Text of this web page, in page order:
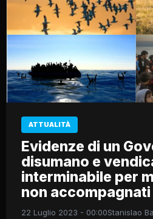
ATTUALITÀ
Evidenze di un
disumano e
interminabile per
non accompagnati
22 Luglio 2023 - 00:00Stanislao